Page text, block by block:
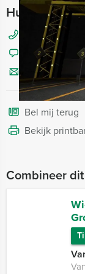
Hulp nodig
050 820 02 88
Chat met
Stuur ons
Bel mij terug
Bekijk
Combineer